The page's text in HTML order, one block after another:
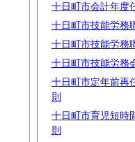
十日町市会計年度
十日町市技能労務
十日町市技能労務
十日町市技能労務
十日町市定年前再
則
十日町市育児短時
則